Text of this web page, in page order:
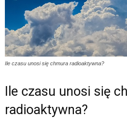
Ile czasu unosi się chmura radioaktywna?
Ile czasu unosi się
radioaktywna?